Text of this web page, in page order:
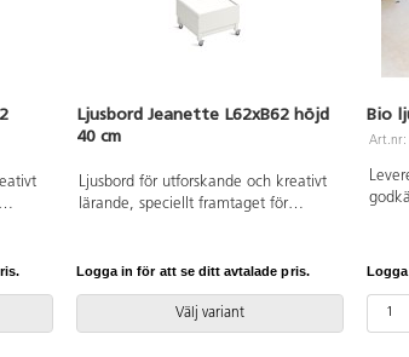
är
Ljusbord Jeanette L62xB62 höjd
40 cm
Ljusbord för utforskande och kreativt
lärande, speciellt framtaget för
jämnt arbetsljus på hela ytan med
1050 lumen. Uppskattad livslängd är
60.000 timmar..Skiva av plexiglas.
Låsbara hjul. Stomme i plywood.
Logga in för att se ditt avtalade pris.
Välj variant
Bio
Art.nr: